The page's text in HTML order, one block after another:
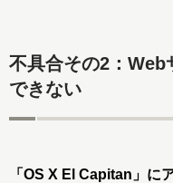
不具合その2：Web
できない
「OS X El Capitan」に